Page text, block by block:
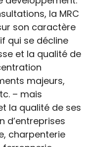
la MRC
son caractère
qui se décline
et la qualité de
majeurs,
– mais
la qualité de ses
d’entreprises
charpenterie